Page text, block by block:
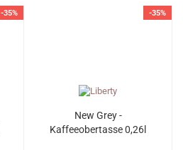
-35% -35%
New Grey -
Kaffeeobertasse 0,26l